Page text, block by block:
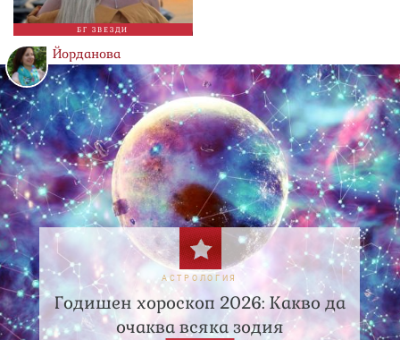
БГ ЗВЕЗДИ
Йорданова
АСТРОЛОГИЯ
Годишен хороскоп 2026: Какво да
очаква всяка зодия